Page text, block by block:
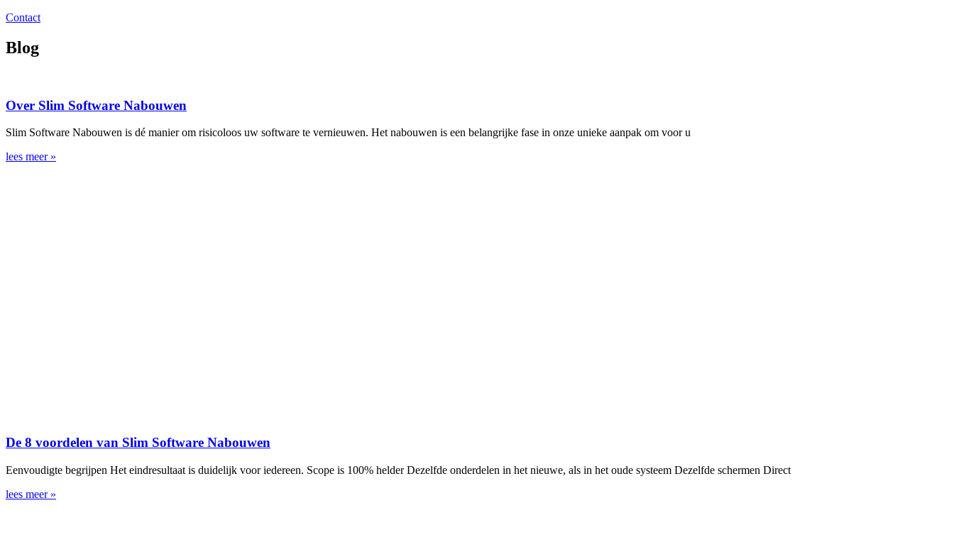
Contact
Blog
Over Slim Software Nabouwen
Slim Software Nabouwen is dé manier om risicoloos uw software te vernieuwen. Het nabouwen is een belangrijke fase in onze unieke aanpak om voor u
lees meer »
De 8 voordelen van Slim Software Nabouwen
Eenvoudigte begrijpen Het eindresultaat is duidelijk voor iedereen. Scope is 100% helder Dezelfde onderdelen in het nieuwe, als in het oude systeem Dezelfde schermen Direct
lees meer »